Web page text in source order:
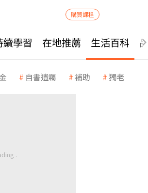
購買課程
續學習 在地推薦 生活百科
自書遺囑 補助 獨老